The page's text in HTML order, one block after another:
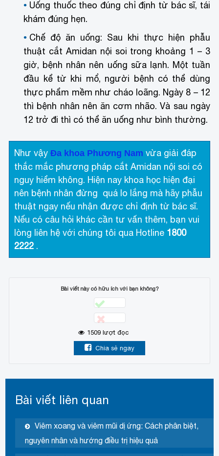
Uống thuốc theo đúng chỉ định từ bác sĩ, tái
khám đúng hẹn.
Chế độ ăn uống: Sau khi thực hiện phẫu
thuật cắt Amidan nội soi trong khoảng 1 – 3
giờ, bệnh nhân nên uống sữa lạnh. Một tuần
đầu kể từ khi mổ, người bệnh có thể dùng
thực phẩm mềm như cháo loãng. Ngày 8 – 12
thì bệnh nhân nên ăn cơm nhão. Và sau ngày
12 trở đi thì có thể ăn uống như bình thường.
Như vậyĐa khoa Phương Nam vừa giải đáp
thắc mắc phương pháp cắt Amidan nội soi có
nguy hiểm không. Hiện nay khoa học hiện đại
nên bệnh nhân đừng quá lo lắng mà hãy phẫu
thuật ngay nếu nhận được chỉ định từ bác sĩ.
Nếu có câu hỏi khác cần tư vấn thêm, bạn vui
lòng liên hệ với chúng tôi qua Hotline 1800
2222 .
Bài viết này có hữu ích với bạn không?
1509 lượt đọc
Chia sẻ ngay
Bài viết liên quan
Viêm xoang và viêm mũi dị ứng: Cách phân biệt,
nguyên nhân và hướng điều trị hiệu quả